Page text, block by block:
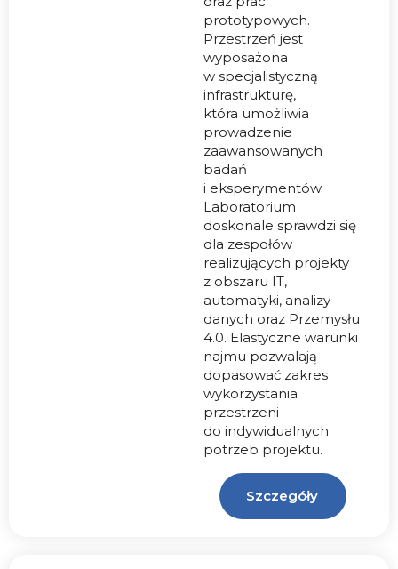
prototypowych.
Przestrzeń jest
wyposażona
w specjalistyczną
infrastrukturę,
która umożliwia
prowadzenie
zaawansowanych
badań
i eksperymentów.
Laboratorium
doskonale sprawdzi się
dla zespołów
realizujących projekty
z obszaru IT,
automatyki, analizy
danych oraz Przemysłu
4.0. Elastyczne warunki
najmu pozwalają
dopasować zakres
wykorzystania
przestrzeni
do indywidualnych
potrzeb projektu.
Szczegóły